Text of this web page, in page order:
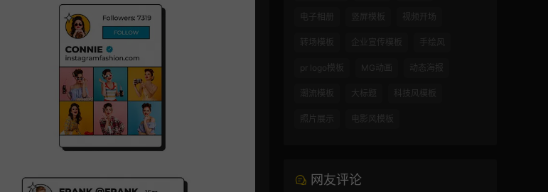
电子相册 竖屏模板 视频开场
转场模板 企业宣传模板 手绘风
pr logo模板 MG动画 动态海报
潮流模板 大标题 科技风模板
照片展示 电影风模板
网友评论